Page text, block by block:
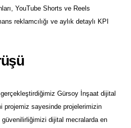
YouTube Shorts ve Reels
reklamcılığı ve aylık detaylı KPI
Gürsoy İnşaat dijital
projemiz sayesinde projelerimizin
dijital mecralarda en